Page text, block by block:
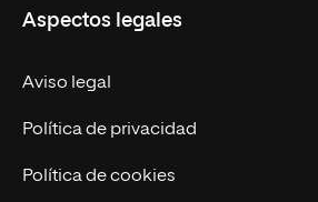
Trabaja en UNIR
Actualidad
Contáctanos
Aspectos legales
Aviso legal
Política de privacidad
Política de cookies